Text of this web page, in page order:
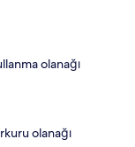
olanağı
olanağı